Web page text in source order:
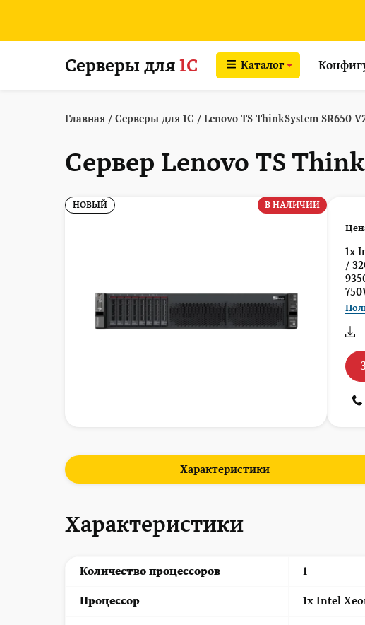
Серверы для 1С Каталог
Главная / Серверы для 1С / Lenovo TS ThinkSystem SR650
Сервер Lenovo TS
НОВЫЙ В НАЛИЧИИ
1x
/
Характеристики
Характеристики
Количество процессоров 1
Процессор 1x Intel